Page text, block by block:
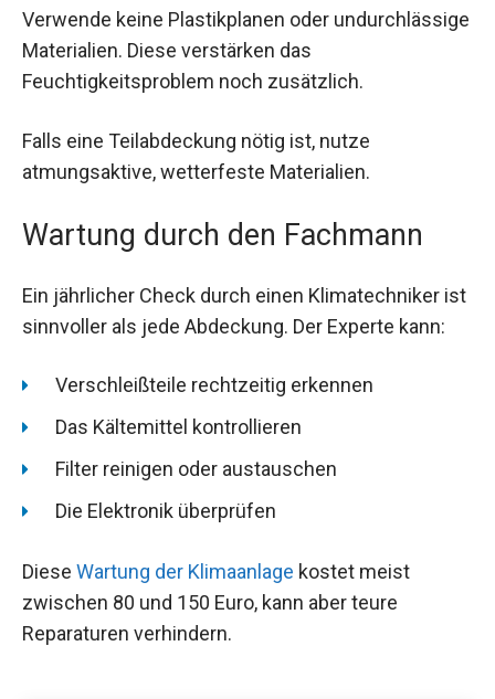
Verwende keine Plastikplanen oder undurchlässige
Materialien. Diese verstärken das
Feuchtigkeitsproblem noch zusätzlich.
Falls eine Teilabdeckung nötig ist, nutze
atmungsaktive, wetterfeste Materialien.
Wartung durch den Fachmann
Ein jährlicher Check durch einen Klimatechniker ist
sinnvoller als jede Abdeckung. Der Experte kann:
Verschleißteile rechtzeitig erkennen
Das Kältemittel kontrollieren
Filter reinigen oder austauschen
Die Elektronik überprüfen
Diese Wartung der Klimaanlage kostet meist
zwischen 80 und 150 Euro, kann aber teure
Reparaturen verhindern.